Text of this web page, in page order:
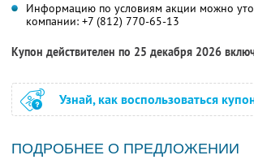
Информацию по условиям акции можно
компании: +7 (812) 770-65-13
Купон действителен по 25 декабря 2026
Узнай, как воспользоваться
ПОДРОБНЕЕ О ПРЕДЛОЖЕНИИ